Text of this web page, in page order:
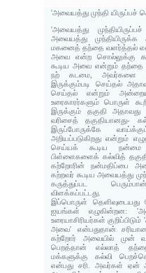
'அவையத்து முந்தி யிருப்பச்
'அவையத்து
அவையத்து முந்தியிருக்க
மகனைத் தந்தை வளர்த்தல்
அவை என்ற சொல்லுக்கு
கூடிய அவை என்றும்
நற் கடமை, அவர்களை
இருக்கும்படி செய்தல்
செய்தல் என்றும்
உரைகாரர்களும் பொருள்
இருக்கும் தகுதி
வரிசைத் தகுதியானது-
இருப்போருக்கே
அறியப்படுகிறது என்றும்
செய்யக் கூடிய நன்மை
பிள்ளைகளைக் கல்வித்
கற்றோரின் நன்மதிப்பை
கற்றவர் கூடிய அவையத்து
கருத்துப்பட
விளக்கப்பட்டது.
இப்பொருள்
ஐயங்கள் எழுகின்றன:
உரையாசிரியர்கள்
அவை' என்பதுதான்
கற்றோர் அவையில் முன்
பெறத்தான் எல்லாத்
மக்களுக்கு கல்வி
என்பது சரி. அவர்கள் ஏன்